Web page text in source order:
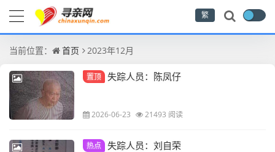
繁
当前位置： 首页 2023年12月
置顶 失踪人员：陈凤仔
2026-06-23 21493 阅读
热点 失踪人员：刘自荣